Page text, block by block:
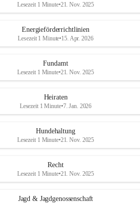
Lesezeit 1 Minute•21. Nov. 2025
Energieförderrichtlinien
Lesezeit 1 Minute•15. Apr. 2026
Fundamt
Lesezeit 1 Minute•21. Nov. 2025
Heiraten
Lesezeit 1 Minute•7. Jan. 2026
Hundehaltung
Lesezeit 1 Minute•21. Nov. 2025
Recht
Lesezeit 1 Minute•21. Nov. 2025
Jagd & Jagdgenossenschaft